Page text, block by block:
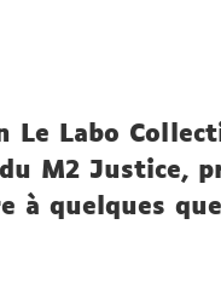
Le Labo
M2 Justice,
à quelques